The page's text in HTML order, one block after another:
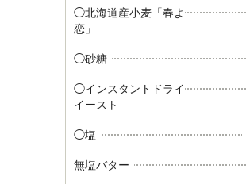
◯北海道産小麦「春よ
恋」
◯砂糖
◯インスタントドライ
イースト
◯塩
無塩バター